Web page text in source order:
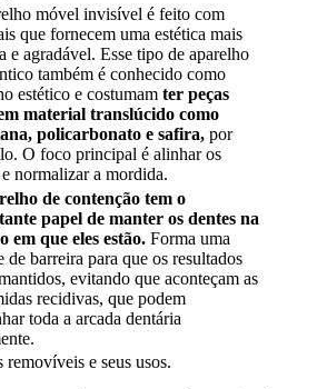
móvel invisível é feito com
que fornecem uma estética mais
e agradável. Esse tipo de aparelho
também é conhecido como
estético e costumam ter peças
material translúcido como
policarbonato e safira, por
O foco principal é alinhar os
e normalizar a mordida.
de contenção tem o
papel de manter os dentes na
em que eles estão. Forma uma
de barreira para que os resultados
evitando que aconteçam as
recidivas, que podem
toda a arcada dentária
removíveis e seus usos.